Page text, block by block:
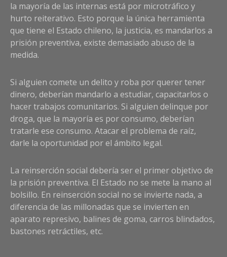
la mayoría de las internas está por microtráfico y
hurto reiterativo. Esto porque la única herramienta
que tiene el Estado chileno, la justicia, es mandarlos a
prisión preventiva, existe demasiado abuso de la
medida.
Si alguien comete un delito y roba por querer tener
dinero, deberían mandarlo a estudiar, capacitarlos o
hacer trabajos comunitarios. Si alguien delinque por
droga, que la mayoría es por consumo, deberían
tratarle ese consumo. Atacar el problema de raíz,
darle la oportunidad por el ámbito legal.
La reinserción social debería ser el primer objetivo de
la prisión preventiva. El Estado no se mete la mano al
bolsillo. En reinserción social no se invierte nada, a
diferencia de las millonadas que se invierten en
aparato represivo, balines de goma, carros blindados,
bastones retráctiles, etc.